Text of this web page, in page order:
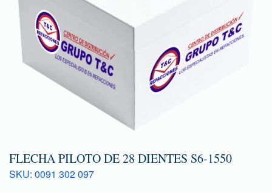
FLECHA PILOTO DE 28 DIENTES S6-1550
SKU: 0091 302 097